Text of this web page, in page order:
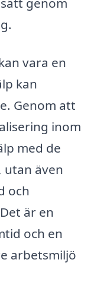
vara en
kan
Genom att
inom
med de
utan även
och
är en
och en
arbetsmiljö